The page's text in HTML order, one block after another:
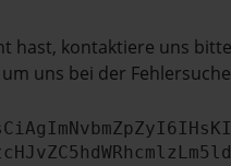
hast, kontaktiere uns
uns bei der